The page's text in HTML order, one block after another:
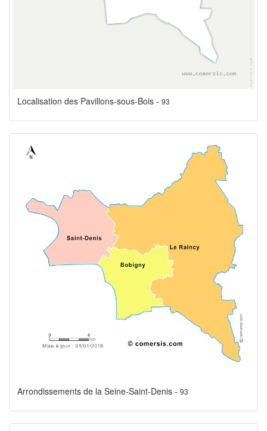
Localisation des Pavillons-sous-Bois - 93
Arrondissements de la Seine-Saint-Denis - 93